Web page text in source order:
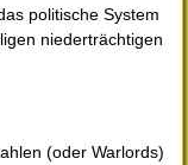
politische System
niederträchtigen
(oder Warlords)